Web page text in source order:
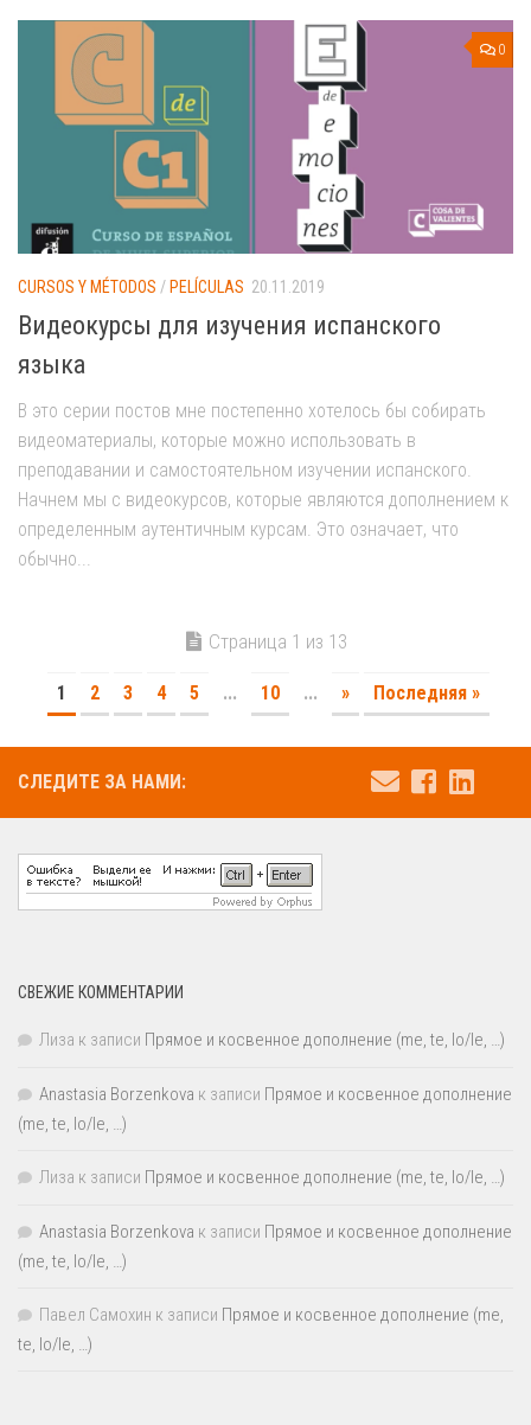
0
CURSOS Y MÉTODOS / PELÍCULAS 20.11.2019
Видеокурсы для изучения испанского
языка
В это серии постов мне постепенно хотелось бы собирать
видеоматериалы, которые можно использовать в
преподавании и самостоятельном изучении испанского.
Начнем мы с видеокурсов, которые являются дополнением к
определенным аутентичным курсам. Это означает, что
обычно...
Страница 1 из 13
1 2 3 4 5 ... 10 ... » Последняя »
СЛЕДИТЕ ЗА НАМИ:
СВЕЖИЕ КОММЕНТАРИИ
Лиза к записи Прямое и косвенное дополнение (me, te, lo/le, …)
Anastasia Borzenkova к записи Прямое и косвенное дополнение
(me, te, lo/le, …)
Лиза к записи Прямое и косвенное дополнение (me, te, lo/le, …)
Anastasia Borzenkova к записи Прямое и косвенное дополнение
(me, te, lo/le, …)
Павел Самохин к записи Прямое и косвенное дополнение (me,
te, lo/le, …)